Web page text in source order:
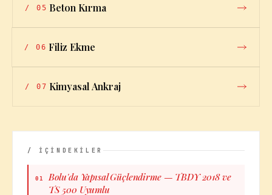
/ 05 Beton Kırma
/ 06 Filiz Ekme
/ 07 Kimyasal Ankraj
/ İÇİNDEKİLER
01
Bolu'da Yapısal Güçlendirme — TBDY 2018 ve
TS 500 Uyumlu